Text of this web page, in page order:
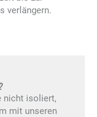
verlängern.
nicht isoliert,
mit unseren